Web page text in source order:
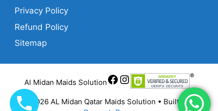
Privacy Policy
Refund Policy
Sitemap
Al Midan Maids Solution
© 2026 AL Midan Qatar Maids Solution • Built with